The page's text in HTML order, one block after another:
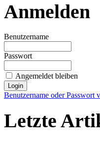
Anmelden
Benutzername
Passwort
Angemeldet bleiben
Benutzername oder Passwort
Letzte